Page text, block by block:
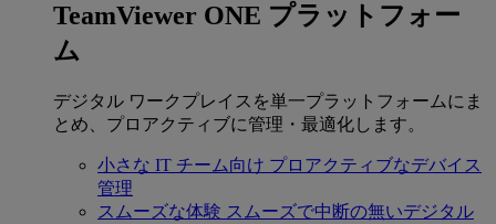
TeamViewer ONE プラットフォー
ム
デジタル ワークプレイスを単一プラットフォームにま
とめ、プロアクティブに管理・最適化します。
小さな IT チーム向け プロアクティブなデバイス
管理
スムーズな体験 スムーズで中断の無いデジタル